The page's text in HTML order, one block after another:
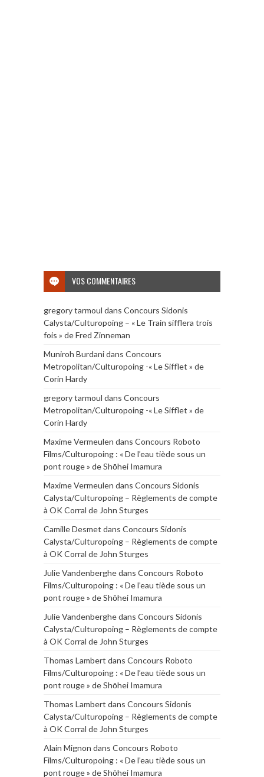
VOS COMMENTAIRES
gregory tarmoul dans Concours Sidonis
Calysta/Culturopoing – « Le Train sifflera trois
fois » de Fred Zinneman
Muniroh Burdanidans Concours
Metropolitan/Culturopoing -« Le Sifflet » de
Corin Hardy
gregory tarmoul dans Concours
Metropolitan/Culturopoing -« Le Sifflet » de
Corin Hardy
Maxime Vermeulen dans Concours Roboto
Films/Culturopoing : « De l’eau tiède sous un
pont rouge » de Shōhei Imamura
Maxime Vermeulen dans Concours Sidonis
Calysta/Culturopoing – Règlements de compte
à OK Corral de John Sturges
Camille Desmet dans Concours Sidonis
Calysta/Culturopoing – Règlements de compte
à OK Corral de John Sturges
Julie Vandenberghedans Concours Roboto
Films/Culturopoing : « De l’eau tiède sous un
pont rouge » de Shōhei Imamura
Julie Vandenberghedans Concours Sidonis
Calysta/Culturopoing – Règlements de compte
à OK Corral de John Sturges
Thomas Lambert dans Concours Roboto
Films/Culturopoing : « De l’eau tiède sous un
pont rouge » de Shōhei Imamura
Thomas Lambert dans Concours Sidonis
Calysta/Culturopoing – Règlements de compte
à OK Corral de John Sturges
Alain Mignon dans Concours Roboto
Films/Culturopoing : « De l’eau tiède sous un
pont rouge » de Shōhei Imamura